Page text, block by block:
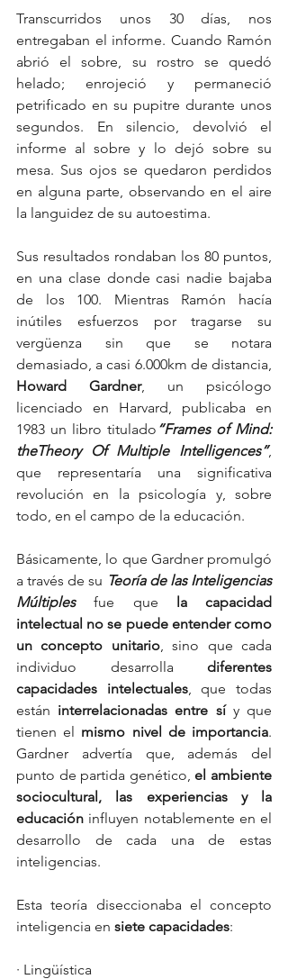
Transcurridos unos 30 días, nos
entregaban el informe. Cuando Ramón
abrió el sobre, su rostro se quedó
helado; enrojeció y permaneció
petrificado en su pupitre durante unos
segundos. En silencio, devolvió el
informe al sobre y lo dejó sobre su
mesa. Sus ojos se quedaron perdidos
en alguna parte, observando en el aire
la languidez de su autoestima.
Sus resultados rondaban los 80 puntos,
en una clase donde casi nadie bajaba
de los 100. Mientras Ramón hacía
inútiles esfuerzos por tragarse su
vergüenza sin que se notara
Howard Gardner, un psicólogo
licenciado en Harvard, publicaba en
1983 un libro titulado “Frames of Mind:
theTheory Of Multiple Intelligences”,
que representaría una significativa
revolución en la psicología y, sobre
todo, en el campo de la educación.
Básicamente, lo que Gardner promulgó
a través de su Teoría de las Inteligencias
Múltiples fue que la capacidad
intelectual no se puede entender como
un concepto unitario, sino que cada
individuo desarrolla diferentes
capacidades intelectuales, que todas
están interrelacionadas entre sí y que
tienen el mismo nivel de importancia.
Gardner advertía que, además del
punto de partida genético, el ambiente
sociocultural, las experiencias y la
educación influyen notablemente en el
desarrollo de cada una de estas
inteligencias.
Esta teoría diseccionaba el concepto
inteligencia en siete capacidades:
· Lingüística